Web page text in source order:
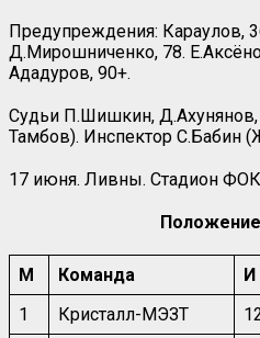
Предупреждения: Караулов,
Д.Мирошниченко, 78.
Ададуров, 90+.
Судьи П.Шишкин, Д.Ахунянов,
Тамбов). Инспектор С.Бабин
17 июня. Ливны. Стадион
М Команда И
1
Кристалл-МЭЗТ